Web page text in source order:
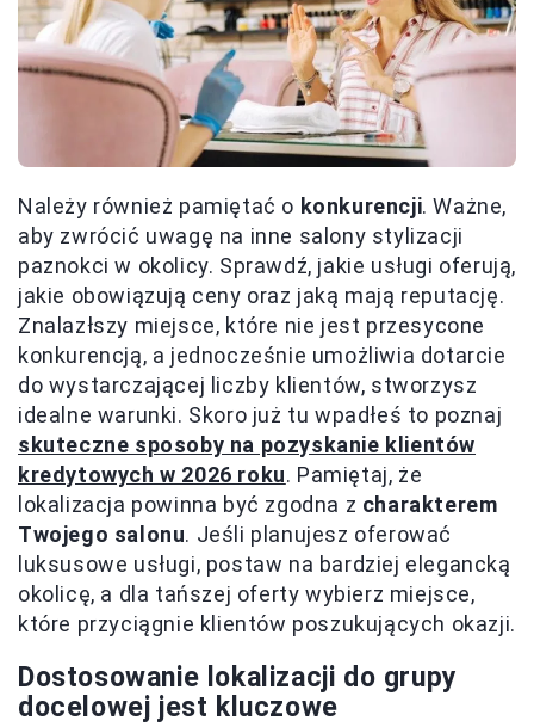
Należy również pamiętać o konkurencji. Ważne,
aby zwrócić uwagę na inne salony stylizacji
paznokci w okolicy. Sprawdź, jakie usługi oferują,
jakie obowiązują ceny oraz jaką mają reputację.
Znalazłszy miejsce, które nie jest przesycone
konkurencją, a jednocześnie umożliwia dotarcie
do wystarczającej liczby klientów, stworzysz
idealne warunki. Skoro już tu wpadłeś to poznaj
skuteczne sposoby na pozyskanie klientów
kredytowych w 2026 roku. Pamiętaj, że
lokalizacja powinna być zgodna z charakterem
Twojego salonu. Jeśli planujesz oferować
luksusowe usługi, postaw na bardziej elegancką
okolicę, a dla tańszej oferty wybierz miejsce,
które przyciągnie klientów poszukujących okazji.
Dostosowanie lokalizacji do grupy
docelowej jest kluczowe